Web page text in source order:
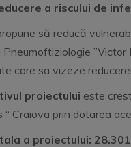
a riscului de
să reducă
care sa vizeze
proiectului este
“ Craiova prin dotarea
a proiectului: